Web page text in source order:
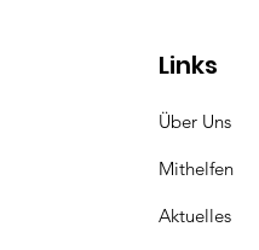
Links
Über Uns
Mithelfen
Aktuelles